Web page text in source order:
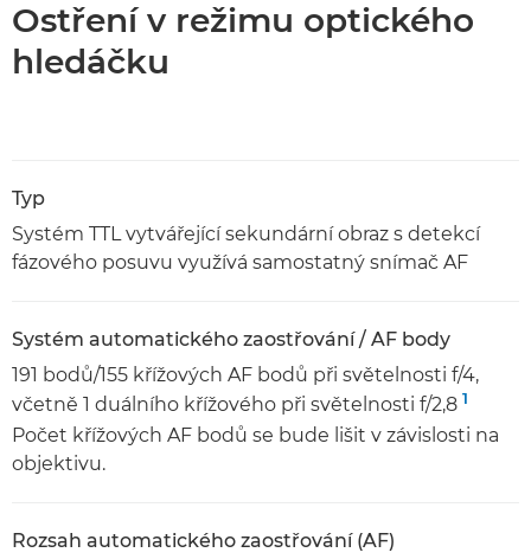
Ostření v režimu optického
hledáčku
Typ
Systém TTL vytvářející sekundární obraz s detekcí
fázového posuvu využívá samostatný snímač AF
Systém automatického zaostřování / AF body
191 bodů/155 křížových AF bodů při světelnosti f/4,
včetně 1 duálního křížového při světelnosti f/2,8 1
Počet křížových AF bodů se bude lišit v závislosti na
objektivu.
Rozsah automatického zaostřování (AF)